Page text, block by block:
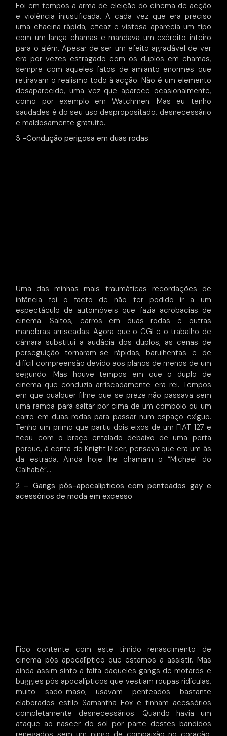
Foi em tempos a arma de eleição do cinema de acção
e violência injustificada. A cada vez que era preciso
uma chacina rápida, eficaz e vistosa aparecia um tipo
com um lança chamas e mandava um exército inteiro
para o além. Apesar de ser um efeito agradável de ver
era por vezes estragado com os duplos em chamas,
sempre com aqueles fatos de amianto enormes que
retiravam o realismo todo à acção. Não é um elemento
desaparecido, uma vez que aparece ocasionalmente,
como por exemplo em Watchmen. Mas eu tenho
saudades é do seu uso despropositado, desnecessário
e maldosamente gratuito.
3 -Condução perigosa em duas rodas
Uma das minhas mais traumáticas recordações de
infância foi o facto de não ter podido ir a um
espectáculo de automóveis que fazia acrobacias de
cinema. Saltos, carros em duas rodas e outras
manobras arriscadas. Agora que o CGI e o trabalho de
câmara substitui a audácia dos duplos, as cenas de
perseguição tornaram-se rápidas, barulhentas e de
difícil compreensão devido aos planos de menos de um
segundo. Mas houve tempos em que o duplo de
cinema que conduzia arriscadamente era rei. Tempos
em que qualquer filme que se preze não passava sem
uma rampa para saltar por cima de um comboio ou um
carro em duas rodas para passar num espaço exíguo.
Tenho um primo que partiu dois eixos de um FIAT 127 e
ficou com o braço entalado debaixo de uma porta
porque, à conta do Knight Rider, pensava que era um ás
da estrada. Ainda hoje lhe chamam o “Michael do
Calhabé”…
2 – Gangs pós-apocalípticos com penteados gay e
acessórios de moda em excesso
Fico contente com este tímido renascimento de
cinema pós-apocalíptico que estamos a assistir. Mas
ainda assim sinto a falta daqueles gangs de motards e
buggies pós apocalípticos que vestiam roupas ridículas,
muito sado-maso, usavam penteados bastante
elaborados estilo Samantha Fox e tinham acessórios
completamente desnecessários. Quando havia um
ataque ao nascer do sol por parte destes bandidos